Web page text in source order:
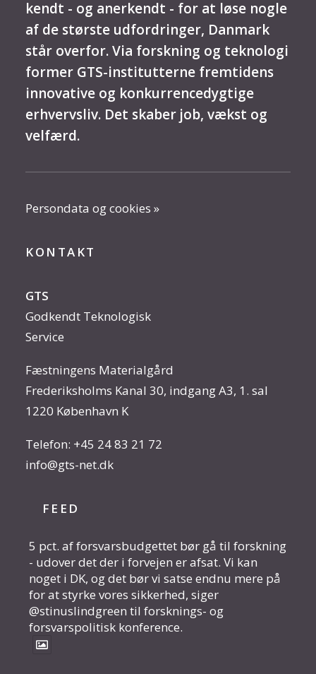
kendt - og anerkendt - for at løse nogle
af de største udfordringer, Danmark
står overfor. Via forskning og teknologi
former GTS-institutterne fremtidens
innovative og konkurrencedygtige
erhvervsliv. Det skaber job, vækst og
velfærd.
Persondata og cookies »
KONTAKT
GTS
Godkendt Teknologisk
Service
Fæstningens Materialgård
Frederiksholms Kanal 30, indgang A3, 1. sal
1220 København K
Telefon: +45 24 83 21 72
info@gts-net.dk
FEED
5 pct. af forsvarsbudgettet bør gå til forskning
- udover det der i forvejen er afsat. Vi kan
noget i DK, og det bør vi satse endnu mere på
for at styrke vores sikkerhed, siger
@stinuslindgreen til forsknings- og
forsvarspolitisk konference.